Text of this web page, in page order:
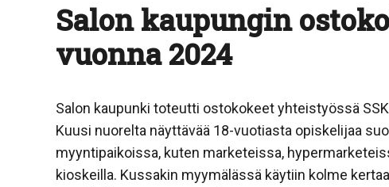
Salon kaupungin
vuonna 2024
Salon kaupunki toteutti ostokokeet yhteistyössä
Kuusi nuorelta näyttävää 18-vuotiasta opiskelijaa
myyntipaikoissa, kuten marketeissa,
kioskeilla. Kussakin myymälässä käytiin kolme